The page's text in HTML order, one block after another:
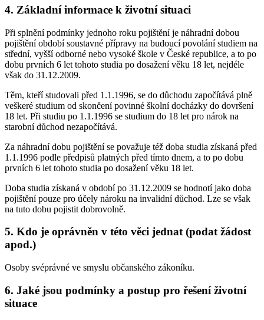
4. Základní informace k životní situaci
Při splnění podmínky jednoho roku pojištění je náhradní dobou
pojištění období soustavné přípravy na budoucí povolání studiem na
střední, vyšší odborné nebo vysoké škole v České republice, a to po
dobu prvních 6 let tohoto studia po dosažení věku 18 let, nejdéle
však do 31.12.2009.
Těm, kteří studovali před 1.1.1996, se do důchodu započítává plně
veškeré studium od skončení povinné školní docházky do dovršení
18 let. Při studiu po 1.1.1996 se studium do 18 let pro nárok na
starobní důchod nezapočítává.
Za náhradní dobu pojištění se považuje též doba studia získaná před
1.1.1996 podle předpisů platných před tímto dnem, a to po dobu
prvních 6 let tohoto studia po dosažení věku 18 let.
Doba studia získaná v období po 31.12.2009 se hodnotí jako doba
pojištění pouze pro účely nároku na invalidní důchod. Lze se však
na tuto dobu pojistit dobrovolně.
5. Kdo je oprávněn v této věci jednat (podat žádost
apod.)
Osoby svéprávné ve smyslu občanského zákoníku.
6. Jaké jsou podmínky a postup pro řešení životní
situace